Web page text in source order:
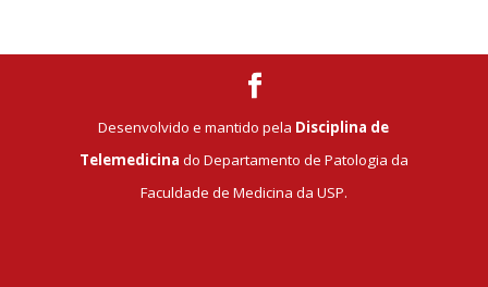
Desenvolvido e mantido pela Disciplina de
Telemedicina do Departamento de Patologia da
Faculdade de Medicina da USP.